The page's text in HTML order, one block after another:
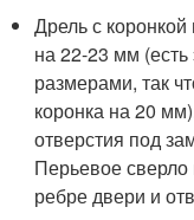
Дрель с
на 22-23 мм
размерами, так
коронка на 20
отверстия под
Перьевое
ребре двери и